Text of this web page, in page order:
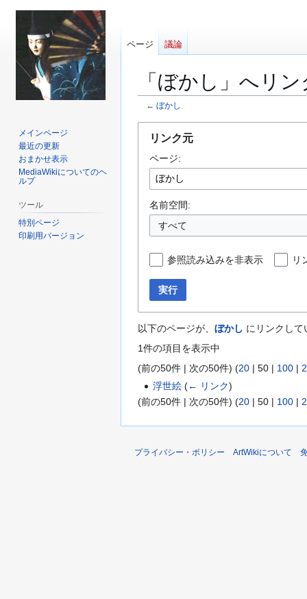
「ぼかし」へリ
← ぼかし
リンク元
ページ:
名前空間:
すべて
参照読み込みを非表示 リ
実行
以下のページが、 ぼかし にリンクして
1件の項目を表示中
(前の50件 | 次の50件) (20 | 50 | 100 |
浮世絵 (← リンク)
(前の50件 | 次の50件) (20 | 50 | 100 |
ページ 議論
メインページ
最近の更新
おまかせ表示
MediaWikiについてのヘ
ルプ
ツール
特別ページ
印刷用バージョン
プライバシー・ポリシー ArtWikiについて